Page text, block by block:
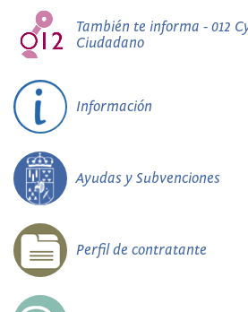
También te informa - 012
Ciudadano
Información
Ayudas y Subvenciones
Perfil de contratante